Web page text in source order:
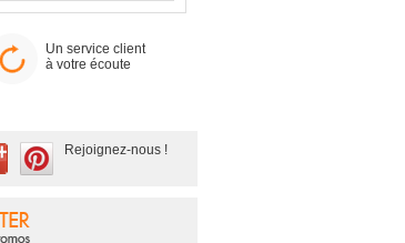
Un service client
à votre écoute
Rejoignez-nous !